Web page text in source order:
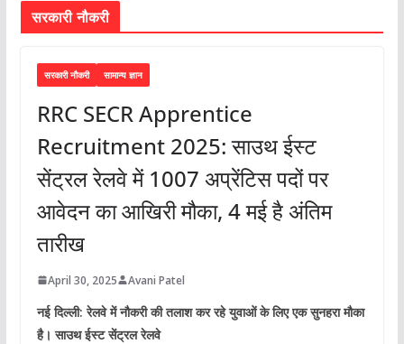
सरकारी नौकरी
सरकारी नौकरी सामान्य ज्ञान
RRC SECR Apprentice
Recruitment 2025: साउथ ईस्ट
सेंट्रल रेलवे में 1007 अप्रेंटिस पदों पर
आवेदन का आखिरी मौका, 4 मई है अंतिम
तारीख
April 30, 2025 Avani Patel
नई दिल्ली: रेलवे में नौकरी की तलाश कर रहे युवाओं के लिए एक सुनहरा मौका
है। साउथ ईस्ट सेंट्रल रेलवे